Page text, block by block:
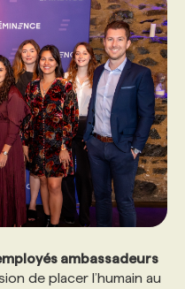
ambassadeurs
de placer l’humain au